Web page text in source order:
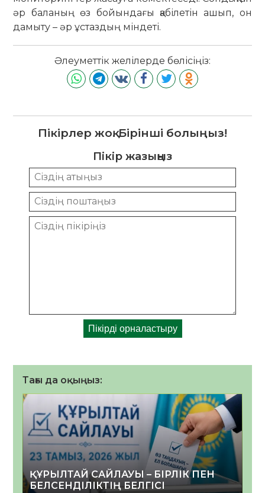
әр баланың өз бойындағы қа­білетін ашып, он
дамыту – әр ұстаздың міндеті.
Әлеуметтік желілерде бөлісіңіз:
Пікірлер жоқ. Бірінші болыңыз!
Пікір жазыңыз
Тағы да оқыңыз:
ҚҰРЫЛТАЙ САЙЛАУЫ – БІРЛІК ПЕН
БЕЛСЕНДІЛІКТІҢ БЕЛГІСІ